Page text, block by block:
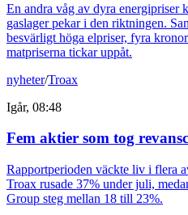
En andra våg av dyra energipriser
gaslager pekar i den riktningen.
besvärligt höga elpriser, fyra
matpriserna tickar uppåt.
nyheter/Troax
Igår, 08:48
Fem aktier som tog
Rapportperioden väckte liv i flera
Troax rusade 37% under juli,
Group steg mellan 18 till 23%.